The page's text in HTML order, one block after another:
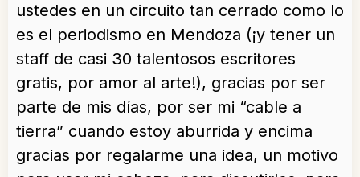
ustedes en un circuito tan cerrado como lo
es el periodismo en Mendoza (¡y tener un
staff de casi 30 talentosos escritores
gratis, por amor al arte!), gracias por ser
parte de mis días, por ser mi “cable a
tierra” cuando estoy aburrida y encima
gracias por regalarme una idea, un motivo